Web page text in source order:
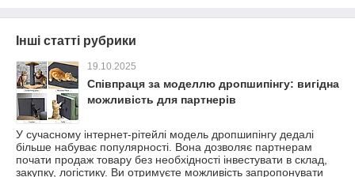
Інші статті рубрики
19.10.2025
Співпраця за моделлю дропшипінгу: вигідна
можливість для партнерів
У сучасному інтернет-рітейлі модель дропшипінгу дедалі
більше набуває популярності. Вона дозволяє партнерам
почати продаж товару без необхідності інвестувати в склад,
закупку, логістику. Ви отримуєте можливість запропонувати